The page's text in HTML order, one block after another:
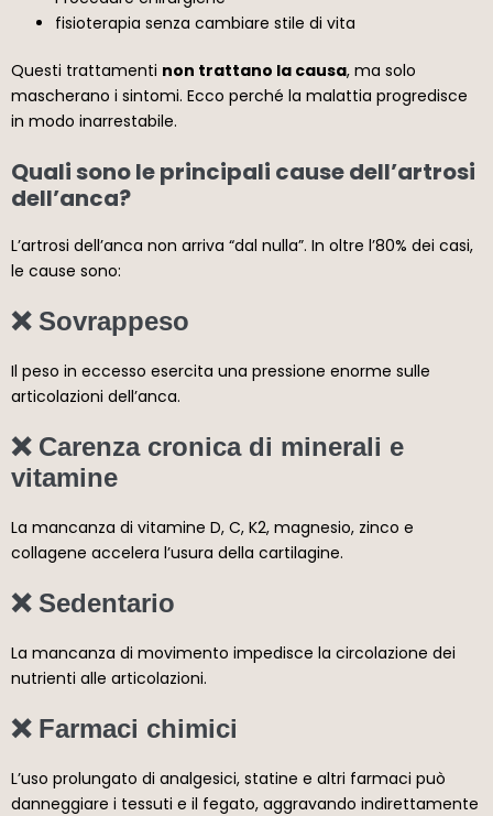
fisioterapia senza cambiare stile di vita
Questi trattamenti non trattano la causa, ma solo
mascherano i sintomi. Ecco perché la malattia progredisce
in modo inarrestabile.
Quali sono le principali cause dell’artrosi
dell’anca?
L’artrosi dell’anca non arriva “dal nulla”. In oltre l’80% dei casi,
le cause sono:
❌ Sovrappeso
Il peso in eccesso esercita una pressione enorme sulle
articolazioni dell’anca.
❌ Carenza cronica di minerali e
vitamine
La mancanza di vitamine D, C, K2, magnesio, zinco e
collagene accelera l’usura della cartilagine.
❌ Sedentario
La mancanza di movimento impedisce la circolazione dei
nutrienti alle articolazioni.
❌ Farmaci chimici
L’uso prolungato di analgesici, statine e altri farmaci può
danneggiare i tessuti e il fegato, aggravando indirettamente